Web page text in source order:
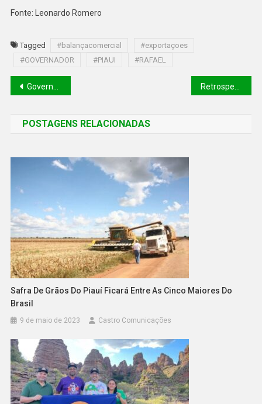
Fonte: Leonardo Romero
Tagged #balançacomercial
#exportaçoes
#GOVERNADOR
#PIAUI #RAFAEL
Governo publica normas e procedimentos de concurso com vagas para três órgãos do Estado Retrospectiva Semarh: Piauí Pet Castramóvel realizou mais de 1.600 atendimentos e mais de 500 castrações com implantação de microchip em cães e gatos em 2023
POSTAGENS RELACIONADAS
Safra De Grãos Do Piauí Ficará Entre As Cinco Maiores Do
Brasil
9 de maio de 2023 Castro Comunicações